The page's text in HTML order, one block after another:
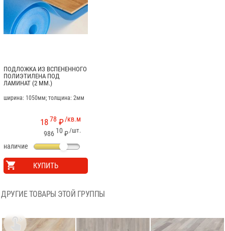
ПОДЛОЖКА ИЗ ВСПЕНЕННОГО
ПОЛИЭТИЛЕНА ПОД
ЛАМИНАТ (2 ММ.)
ширина: 1050мм; толщина: 2мм
/кв.м
1878 ₽
/шт.
986 10 ₽
наличие
КУПИТЬ
ДРУГИЕ ТОВАРЫ ЭТОЙ ГРУППЫ
